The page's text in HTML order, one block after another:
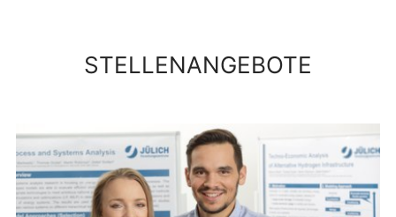
STELLENANGEBOTE